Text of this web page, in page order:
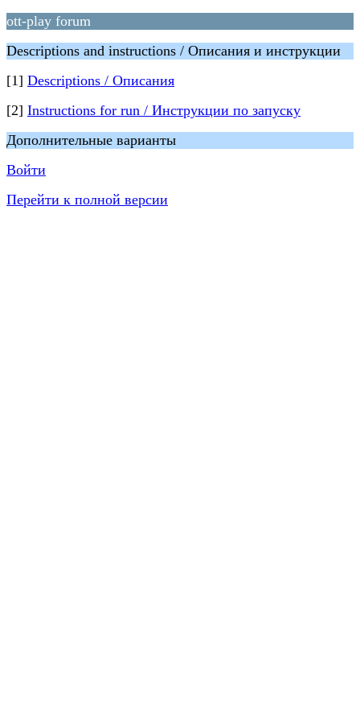
ott-play forum
Descriptions and instructions / Описания и инструкции
[1] Descriptions / Описания
[2] Instructions for run / Инструкции по запуску
Дополнительные варианты
Войти
Перейти к полной версии